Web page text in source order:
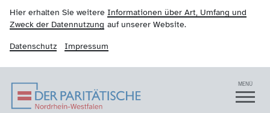
Hier erhalten Sie weitere Informationen über Art, Umfang und
Zweck der Datennutzung auf unserer Website.
Datenschutz Impressum
Der Paritätische NRW
Navigation MENÜ